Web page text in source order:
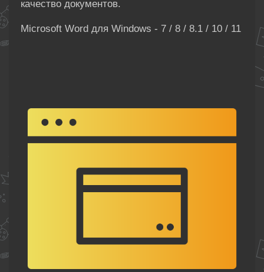
качество документов.
Microsoft Word для Windows - 7 / 8 / 8.1 / 10 / 11